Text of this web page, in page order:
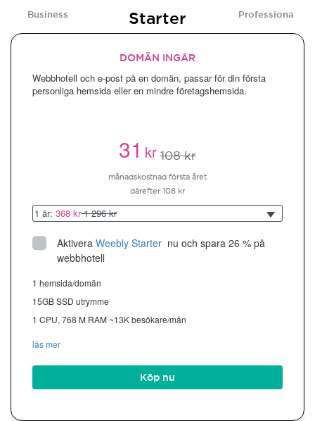
Business Starter Professional
DOMÄN INGÅR
Webbhotell och e-post på en domän, passar för din första
personliga hemsida eller en mindre företagshemsida.
31kr 108 kr
månadskostnad första året
därefter 108 kr
1 år: 368 kr1 296 kr
Aktivera Weebly Starter nu och spara 26 % på
webbhotell
1 hemsida/domän
15GB SSD utrymme
1 CPU, 768 M RAM ~13K besökare/mån
läs mer
Köp nu